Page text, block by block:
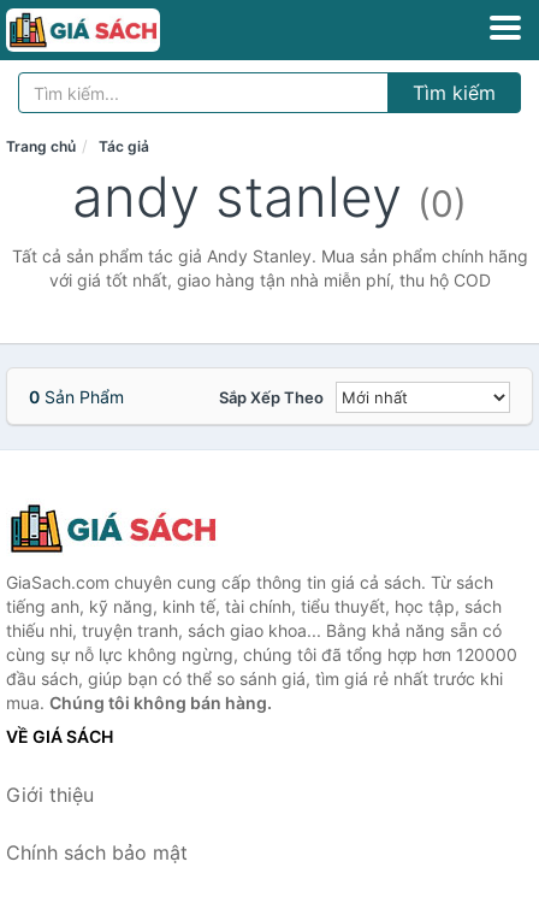
Tìm kiếm
Trang chủ Tác giả
andy stanley (0)
Tất cả sản phẩm tác giả Andy Stanley. Mua sản phẩm chính hãng
với giá tốt nhất, giao hàng tận nhà miễn phí, thu hộ COD
0 Sản Phẩm Sắp Xếp Theo
GiaSach.com chuyên cung cấp thông tin giá cả sách. Từ sách
tiếng anh, kỹ năng, kinh tế, tài chính, tiểu thuyết, học tập, sách
thiếu nhi, truyện tranh, sách giao khoa... Bằng khả năng sẵn có
cùng sự nỗ lực không ngừng, chúng tôi đã tổng hợp hơn 120000
đầu sách, giúp bạn có thể so sánh giá, tìm giá rẻ nhất trước khi
mua. Chúng tôi không bán hàng.
VỀ GIÁ SÁCH
Giới thiệu
Chính sách bảo mật